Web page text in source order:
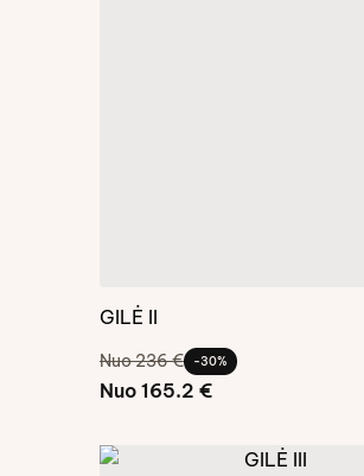
GILĖ II
Nuo 236 € -30%
Nuo 165.2 €